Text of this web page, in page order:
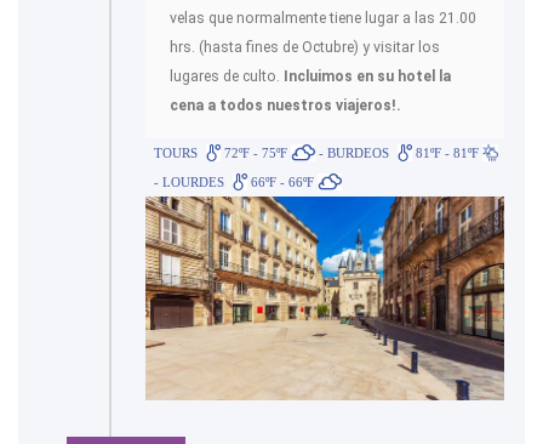
velas que normalmente tiene lugar a las 21.00
hrs. (hasta fines de Octubre) y visitar los
lugares de culto. Incluimos en su hotel la
cena a todos nuestros viajeros!.
TOURS 72ºF - 75ºF - BURDEOS
81ºF - 81ºF
- LOURDES
66ºF - 66ºF